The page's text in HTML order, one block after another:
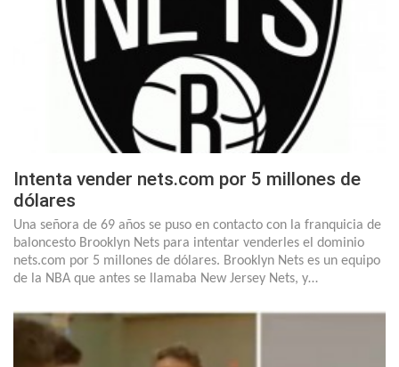
Intenta vender nets.com por 5 millones de
dólares
Una señora de 69 años se puso en contacto con la franquicia de
baloncesto Brooklyn Nets para intentar venderles el dominio
nets.com por 5 millones de dólares. Brooklyn Nets es un equipo
de la NBA que antes se llamaba New Jersey Nets, y…